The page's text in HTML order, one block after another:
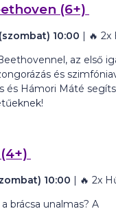
(6+)
10:00 | 🔥 2x
az első
és
és Hámori Máté
(4+)
10:00 | 🔥 2x
brácsa unalmas? A